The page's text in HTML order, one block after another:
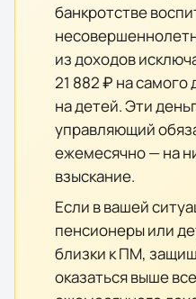
банкротстве
из доходов
21 882 ₽ на самого
на детей. Эти
управляющий
ежемесячно — на
взыскание.
Если в вашей
пенсионеры или
близки к ПМ,
оказаться выше